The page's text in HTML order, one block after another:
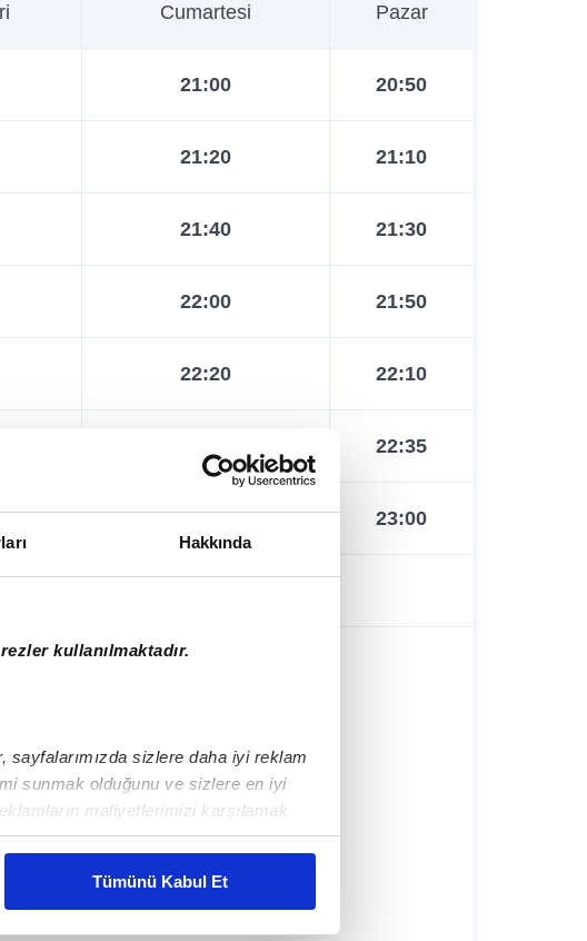
Hakkında
kullanılmaktadır.
sizlere daha iyi reklam
sunmak olduğunu ve sizlere en iyi
maliyetlerimizi karşılamak
reklamlar gösterilmeyecektir."
Tümünü Kabul Et
Cumartesi Pazar
21:00 20:50
21:20 21:10
21:40 21:30
22:00 21:50
22:20 22:10
22:35
23:00 23:00